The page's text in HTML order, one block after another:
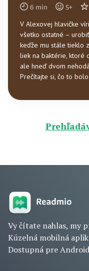
6 min 5+
V Alexovej hlavičke
všetko ostatné –
keďže mu stále tieklo
liek na baktérie, ktoré
ale hneď dvom
Prečítajte si, čo to
Vy čítate nahlas, my
Kúzelná mobilná
Dostupná pre